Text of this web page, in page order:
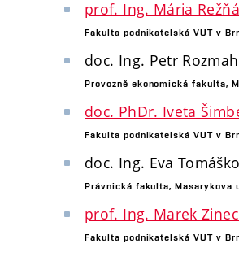
prof. Ing. Mária
Fakulta podnikatelská VUT v
doc. Ing. Petr
Provozně ekonomická fakulta,
doc. PhDr. Iveta
Fakulta podnikatelská VUT v
doc. Ing. Eva
Právnická fakulta, Masarykova
prof. Ing. Marek
Fakulta podnikatelská VUT v